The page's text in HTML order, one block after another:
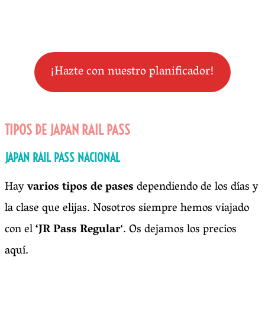
¡Hazte con nuestro planificador!
TIPOS DE JAPAN RAIL PASS
JAPAN RAIL PASS NACIONAL
Hayvarios tipos de pasesdependiendo de los días y
la clase que elijas. Nosotros siempre hemos viajado
con el‘JR Pass Regular‘. Os dejamos los precios
aquí.